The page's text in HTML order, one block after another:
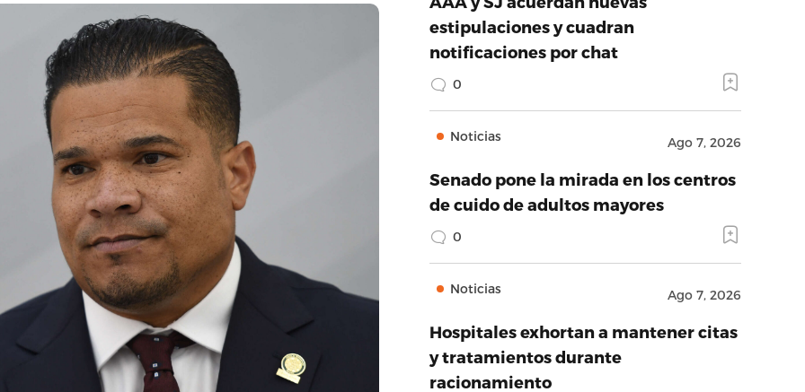
estipulaciones y cuadran
notificaciones por chat
0
Noticias Ago 7, 2026
Senado pone la mirada en los centros
de cuido de adultos mayores
0
Noticias Ago 7, 2026
Hospitales exhortan a mantener citas
y tratamientos durante
racionamiento